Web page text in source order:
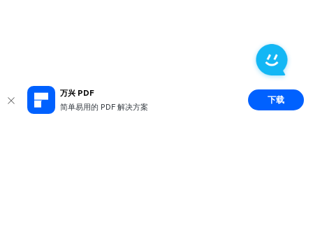
万兴 PDF
简单易用的 PDF 解决方案
下载